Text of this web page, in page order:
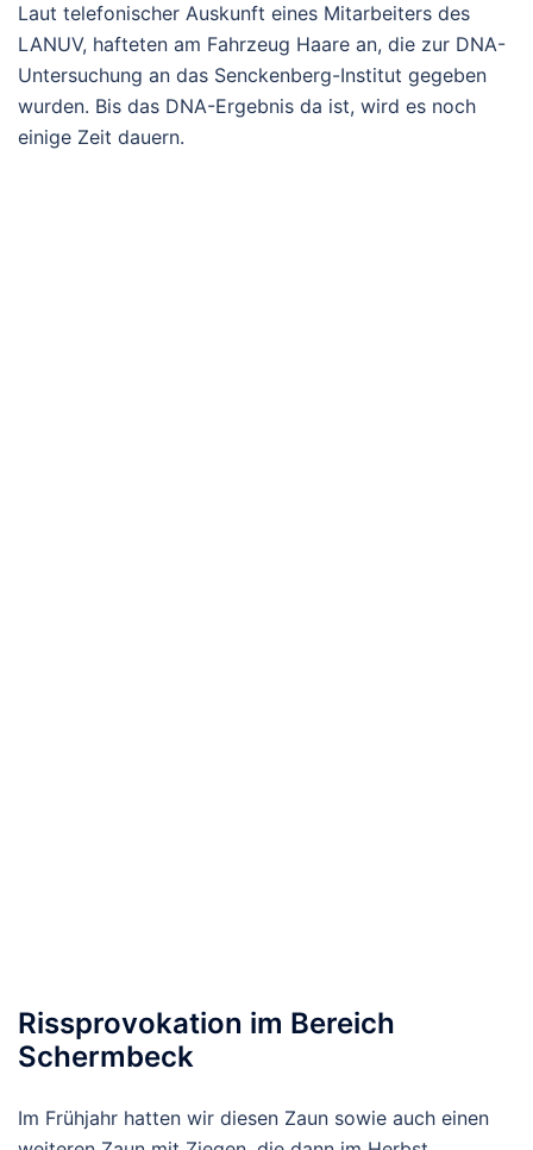
Laut telefonischer Auskunft eines Mitarbeiters des
LANUV, hafteten am Fahrzeug Haare an, die zur DNA-
Untersuchung an das Senckenberg-Institut gegeben
wurden. Bis das DNA-Ergebnis da ist, wird es noch
einige Zeit dauern.
Rissprovokation im Bereich
Schermbeck
Im Frühjahr hatten wir diesen Zaun sowie auch einen